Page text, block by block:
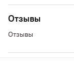
Отзывы
Отзывы